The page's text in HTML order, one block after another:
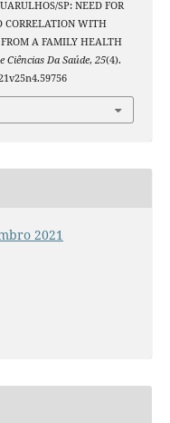
SP: NEED FOR
CORRELATION WITH
FROM A FAMILY HEALTH
Ciências Da Saúde, 25(4).
2021